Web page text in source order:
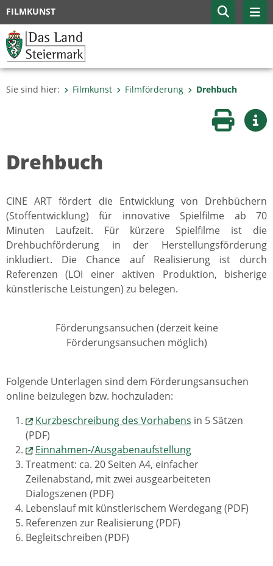
FILMKUNST
Sie sind hier: Filmkunst Filmförderung Drehbuch
Seite
Drehbuch
CINE ART fördert die Entwicklung von Drehbüchern
(Stoffentwicklung) für innovative Spielfilme ab 70
Minuten Laufzeit. Für kürzere Spielfilme ist die
Drehbuchförderung in der Herstellungsförderung
inkludiert. Die Chance auf Realisierung ist durch
Referenzen (LOI einer aktiven Produktion, bisherige
künstlerische Leistungen) zu belegen.
Förderungsansuchen (derzeit keine
Förderungsansuchen möglich)
Folgende Unterlagen sind dem Förderungsansuchen
online beizulegen bzw. hochzuladen:
Kurzbeschreibung des Vorhabens in 5 Sätzen
(PDF)
Einnahmen-/Ausgabenaufstellung
Treatment: ca. 20 Seiten A4, einfacher
Zeilenabstand, mit zwei ausgearbeiteten
Dialogszenen (PDF)
Lebenslauf mit künstlerischem Werdegang (PDF)
Referenzen zur Realisierung (PDF)
Begleitschreiben (PDF)